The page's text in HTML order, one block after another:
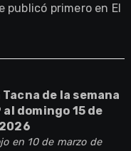
publicó primero en El
de la semana
domingo 15 de
en 10 de marzo de